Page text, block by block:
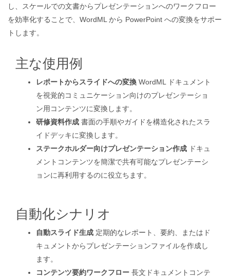
し、スケールでの文書からプレゼンテーションへのワークフロー
を効率化することで、WordML から PowerPoint への変換をサポー
トします。
主な使用例
レポートからスライドへの変換 WordML ドキュメント
を視覚的コミュニケーション向けのプレゼンテーショ
ン用コンテンツに変換します。
研修資料作成 書面の手順やガイドを構造化されたスラ
イドデッキに変換します。
ステークホルダー向けプレゼンテーション作成 ドキュ
メントコンテンツを簡潔で共有可能なプレゼンテーシ
ョンに再利用するのに役立ちます。
自動化シナリオ
自動スライド生成 定期的なレポート、要約、またはド
キュメントからプレゼンテーションファイルを作成し
ます。
コンテンツ要約ワークフロー 長文ドキュメントコンテ